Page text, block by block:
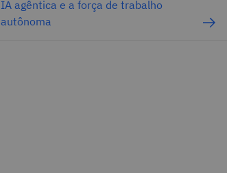
IA agêntica e a força de trabalho
autônoma